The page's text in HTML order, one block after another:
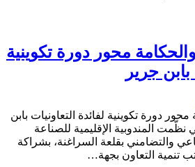
والحكامة محور دورة تكوينية
بابن جرير
محور دورة تكوينية لفائدة التعاونيات بابن
نظّمت المندوبية الإقليمية للصناعة
والتضامني بقلعة السراغنة، بشراكة
تنمية التعاون بجهة…